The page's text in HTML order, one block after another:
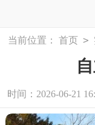
当前位置： 首页 >
时间：2026-06-21